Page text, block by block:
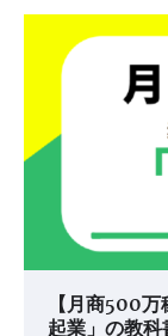
【月商500
起業」の教科